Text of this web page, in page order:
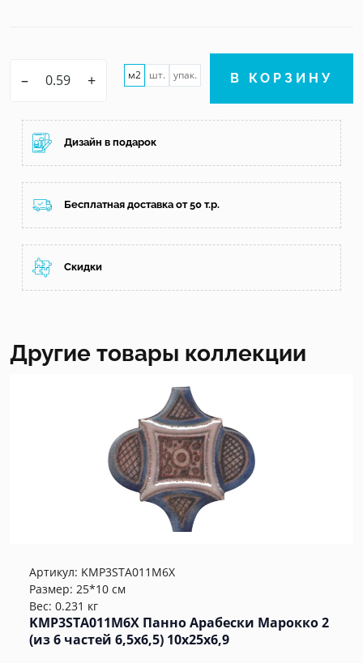
– + м2 шт. упак. В КОРЗИНУ
Дизайн в подарок
Бесплатная доставка от 50 т.р.
Скидки
Другие товары коллекции
Артикул: KMP3STA011M6X
Размер: 25*10 см
Вес: 0.231 кг
KMP3STA011M6X Панно Арабески Марокко 2
(из 6 частей 6,5x6,5) 10x25x6,9